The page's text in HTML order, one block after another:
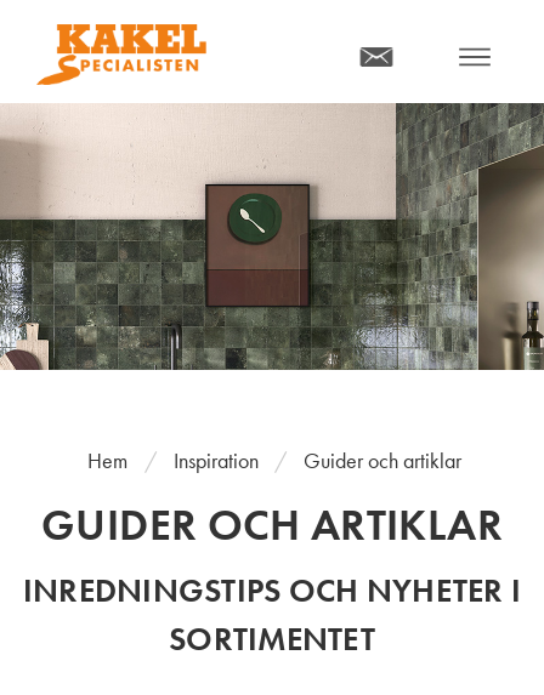
MENY
Hem Inspiration Guider och artiklar
GUIDER OCH ARTIKLAR
INREDNINGSTIPS OCH NYHETER I
SORTIMENTET